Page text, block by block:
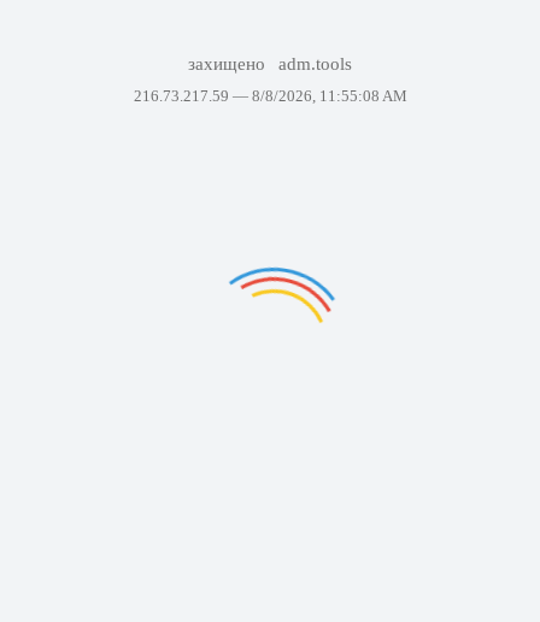
захищено adm.tools
216.73.217.59 — 8/8/2026, 11:55:08 AM